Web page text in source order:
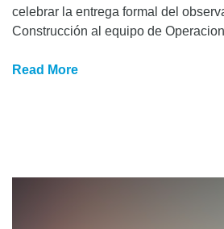
celebrar la entrega formal del
Construcción al equipo de
Read More